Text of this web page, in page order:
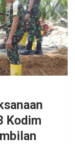
Kodim